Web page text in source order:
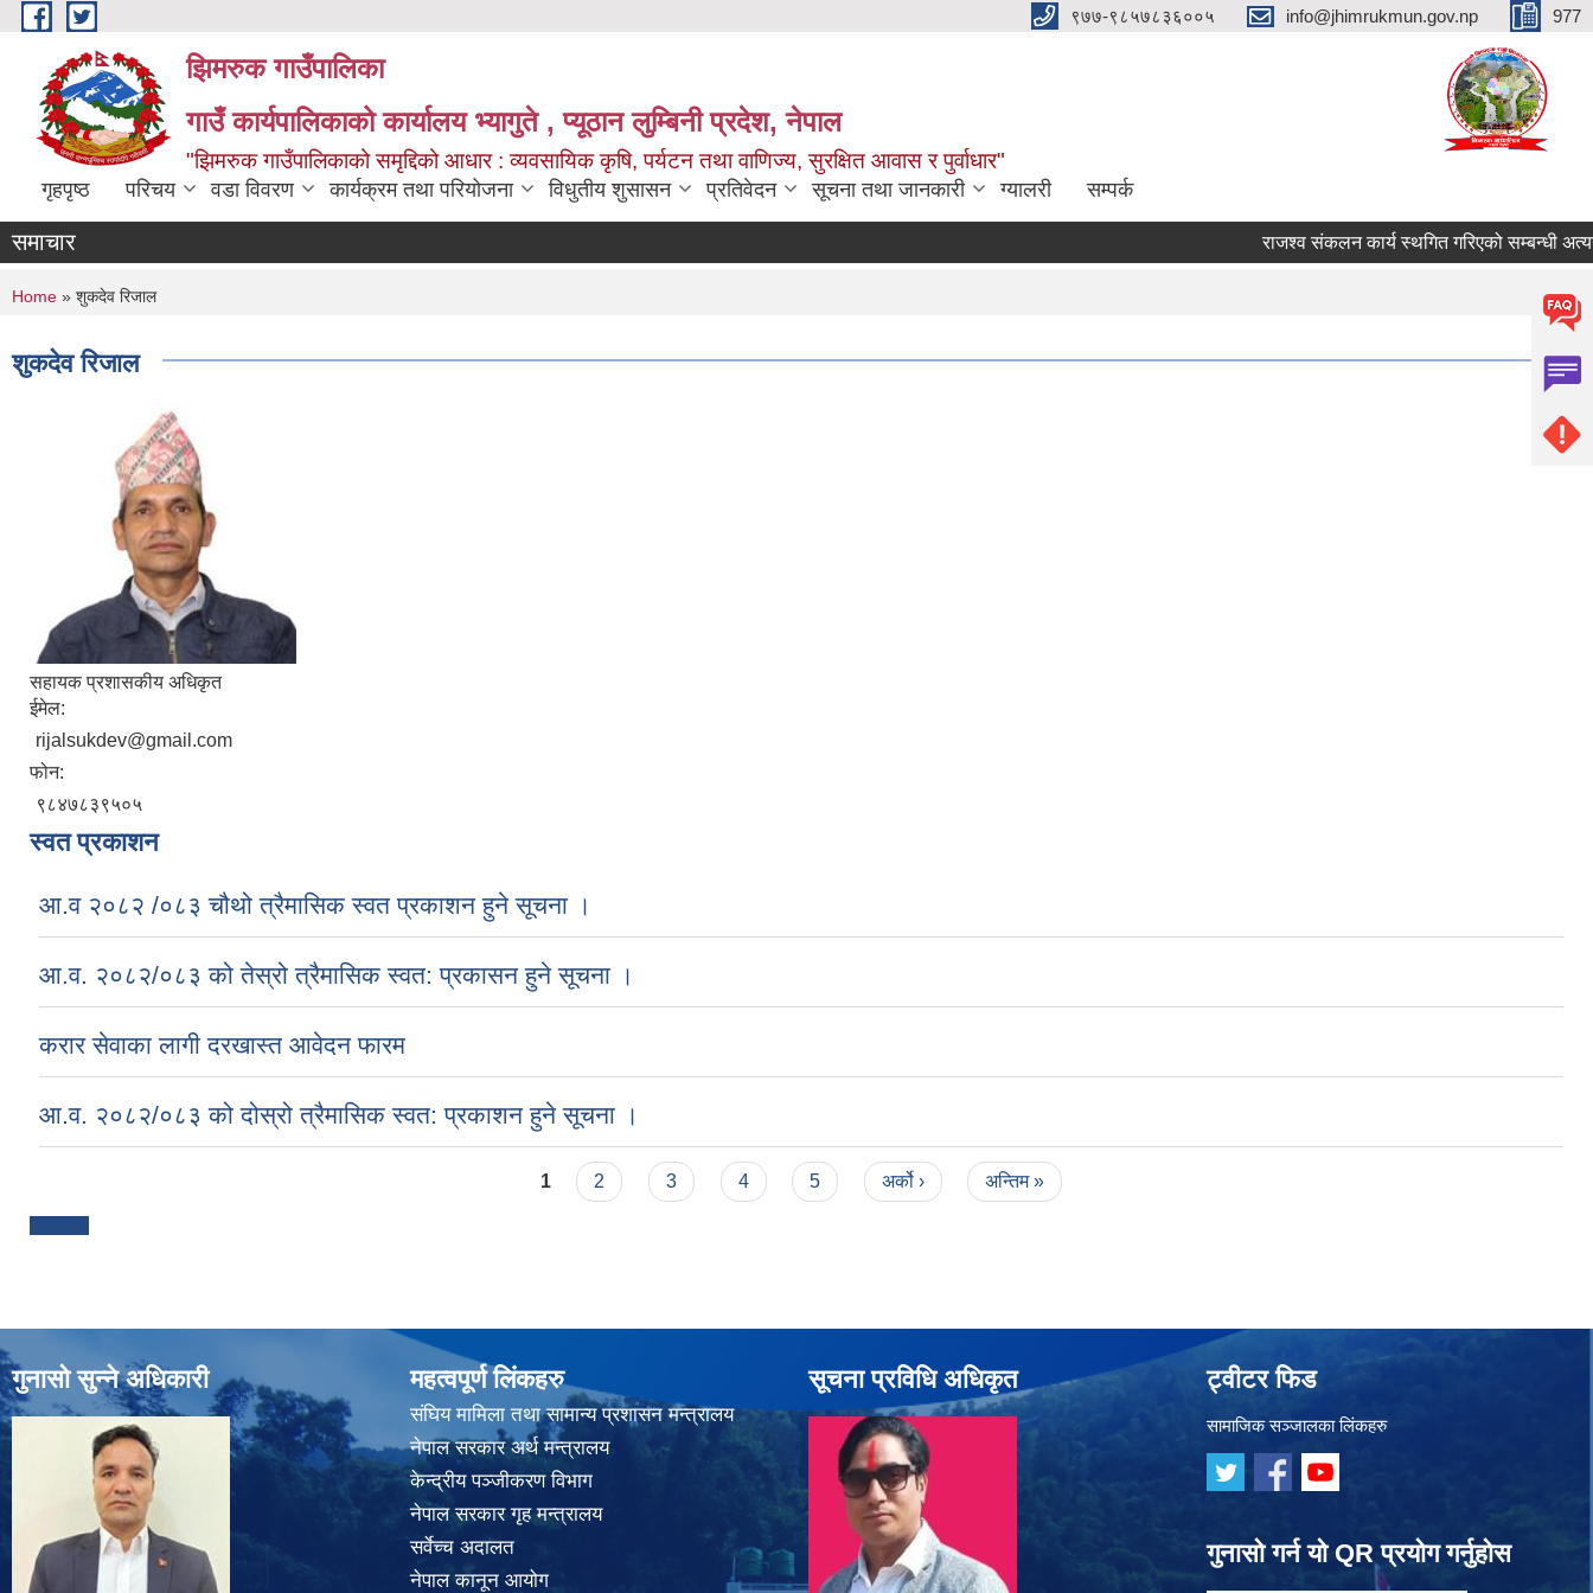
Skip to main content ९७७-९८५७८३६००५ info@jhimrukmun.gov.np 977
झिमरुक गाउँपालिका
गाउँ कार्यपालिकाको कार्यालय भ्यागुते , प्यूठान लुम्बिनी प्रदेश, नेपाल
"झिमरुक गाउँपालिकाको समृद्दिको आधार : व्यवसायिक कृषि, पर्यटन तथा वाणिज्य, सुरक्षित आवास र पुर्वाधार"
गृहपृष्ठ परिचय वडा विवरण कार्यक्रम तथा परियोजना विधुतीय शुसासन प्रतिवेदन सूचना तथा जानकारी ग्यालरी सम्पर्क
समाचार राजश्व संकलन कार्य स्थगित गरिएको सम्बन्धी अत्यन्तै
You are here
Home » शुकदेव रिजाल
शुकदेव रिजाल
सहायक प्रशासकीय अधिकृत
ईमेल:
rijalsukdev@gmail.com
फोन:
९८४७८३९५०५
स्वत प्रकाशन
आ.व २०८२ /०८३ चौथो त्रैमासिक स्वत प्रकाशन हुने सूचना ।
आ.व. २०८२/०८३ को तेस्रो त्रैमासिक स्वत: प्रकासन हुने सूचना ।
करार सेवाका लागी दरखास्त आवेदन फारम
आ.व. २०८२/०८३ को दोस्रो त्रैमासिक स्वत: प्रकाशन हुने सूचना ।
1 2 3 4 5 अर्को › अन्तिम »
गुनासो सुन्ने अधिकारी महत्वपूर्ण लिंकहरु
संघिय मामिला तथा सामान्य प्रशासन मन्त्रालय
नेपाल सरकार अर्थ मन्त्रालय
केन्द्रीय पञ्जीकरण विभाग
नेपाल सरकार गृह मन्त्रालय
सर्वेच्च अदालत
नेपाल कानून आयोग
सूचना प्रविधि अधिकृत ट्वीटर फिड
सामाजिक सञ्जालका लिंकहरु
गुनासो गर्न यो QR प्रयोग गर्नुहोस